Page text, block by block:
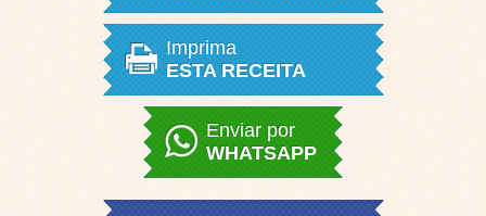
Imprima
ESTA RECEITA
Enviar por
WHATSAPP